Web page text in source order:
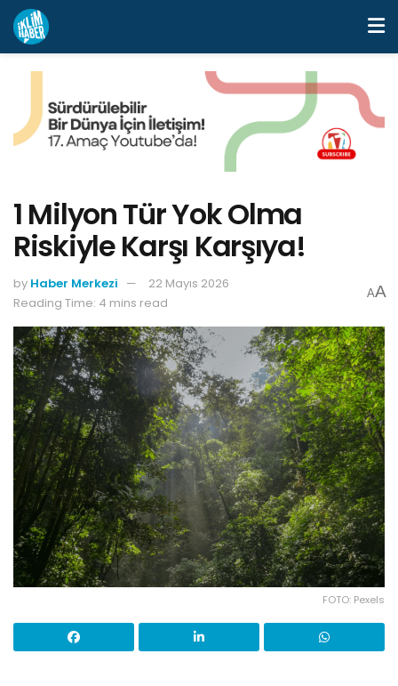
1 Milyon Tür Yok Olma
Riskiyle Karşı Karşıya!
by Haber Merkezi
22 Mayıs 2026
Reading Time: 4 mins read
AA
FOTO: Pexels